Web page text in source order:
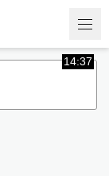
14:37